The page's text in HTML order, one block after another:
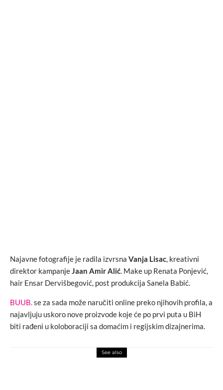
Najavne fotografije je radila izvrsna Vanja Lisac, kreativni
direktor kampanjeJaan Amir Alić. Make up Renata Ponjević,
hair Ensar Dervišbegović, post produkcija Sanela Babić.
BUUB.se za sada može naručiti online preko njihovih profila, a
najavljuju uskoro nove proizvode koje će po prvi puta u BiH
biti rađeni u koloboraciji sa domaćim i regijskim dizajnerima.
See also